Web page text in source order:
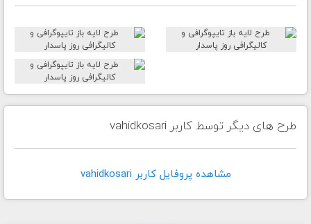
طرح های دیگر توسط کاربر vahidkosari
مشاهده پروفايل کاربر vahidkosari